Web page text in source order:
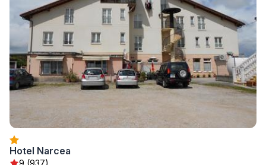
Hotel Narcea
9 (937)